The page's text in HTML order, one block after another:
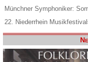
Münchner Symphoniker:
22. Niederrhein